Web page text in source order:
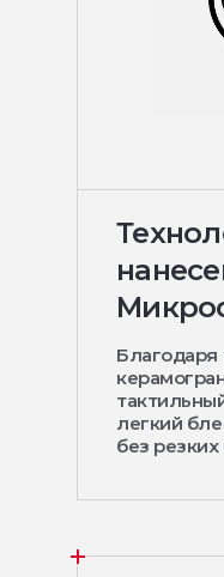
Благодаря
легкий
без